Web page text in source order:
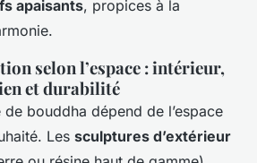
apaisants, propices à la
selon l’espace : intérieur,
et durabilité
de bouddha dépend de l’espace
Les sculptures d’extérieur